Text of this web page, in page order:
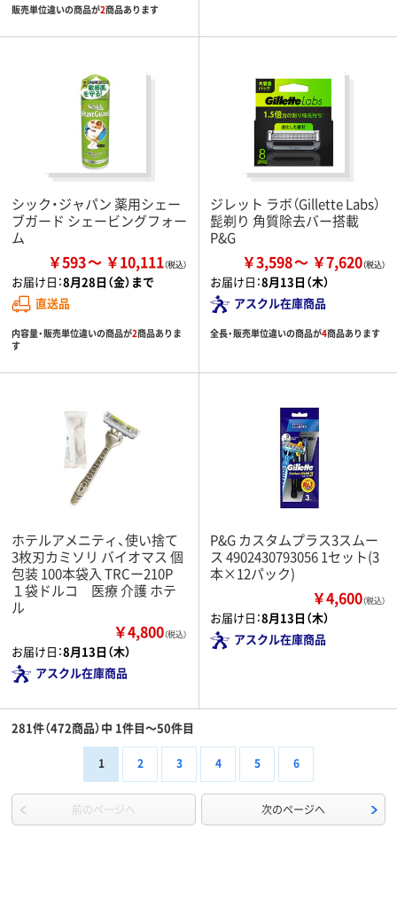
販売単位違いの商品が2商品あります
シック・ジャパン 薬用シェー
ブガード シェービングフォー
ム
￥593 ￥10,111
お届け日：8月28日（金）まで
直送品
内容量・販売単位違いの商品が2商品ありま
す
ジレット ラボ（Gillette Labs）
髭剃り 角質除去バー搭載
P&G
￥3,598 ￥7,620
お届け日：8月13日（木）
アスクル在庫商品
全長・販売単位違いの商品が4商品あります
ホテルアメニティ、使い捨て
3枚刃カミソリ バイオマス 個
包装 100本袋入 TRCー210P
１袋ドルコ 医療 介護 ホテ
ル
￥4,800（税込）
お届け日：8月13日（木）
アスクル在庫商品
P&G カスタムプラス3スムー
ス 4902430793056 1セット(3
本×12パック)
￥4,600（税込）
お届け日：8月13日（木）
アスクル在庫商品
281件（472商品）中 1件目～50件目
1 2 3 4 5 6
前のページへ 次のページへ